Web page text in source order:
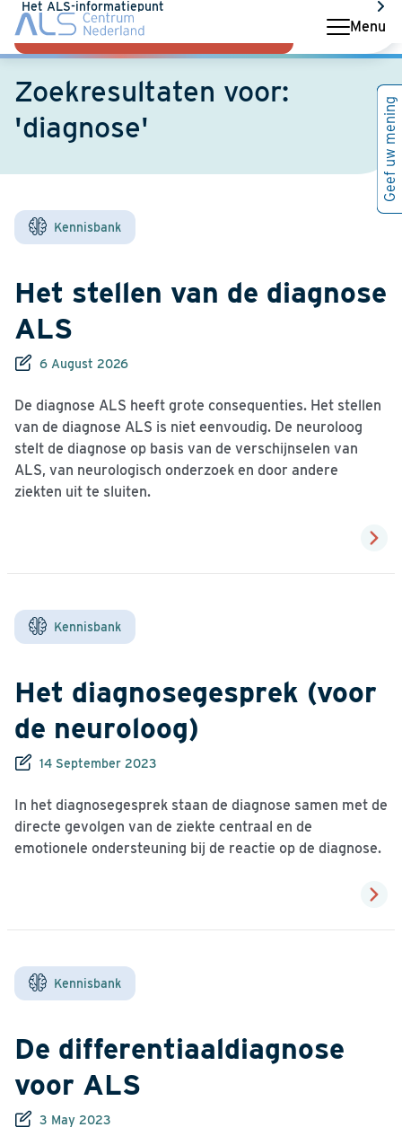
Menu
Het ALS-informatiepunt
Deelnemen aan onderzoek?
Zoekresultaten voor:
'diagnose'
Kennisbank
Het stellen van de diagnose
ALS
6 August 2026
De diagnose ALS heeft grote consequenties. Het stellen
van de diagnose ALS is niet eenvoudig. De neuroloog
stelt de diagnose op basis van de verschijnselen van
ALS, van neurologisch onderzoek en door andere
ziekten uit te sluiten.
Kennisbank
Het diagnosegesprek (voor
de neuroloog)
14 September 2023
In het diagnosegesprek staan de diagnose samen met de
directe gevolgen van de ziekte centraal en de
emotionele ondersteuning bij de reactie op de diagnose.
Kennisbank
De differentiaaldiagnose
voor ALS
3 May 2023
Geef uw mening